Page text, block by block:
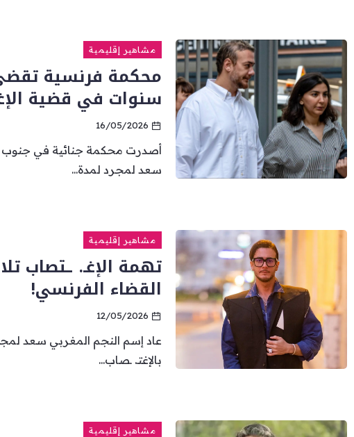
مشاهير إقليمية
سنوات في قضية
16/05/2026
أصدرت محكمة جنائية في جنوب
سعد لمجرد لمدة...
مشاهير إقليمية
تهمة الإغـ. ـتصاب
القضاء الفرنسي!
12/05/2026
عاد إسم النجم المغربي سعد
بالإغتـ. ـصاب...
مشاهير إقليمية